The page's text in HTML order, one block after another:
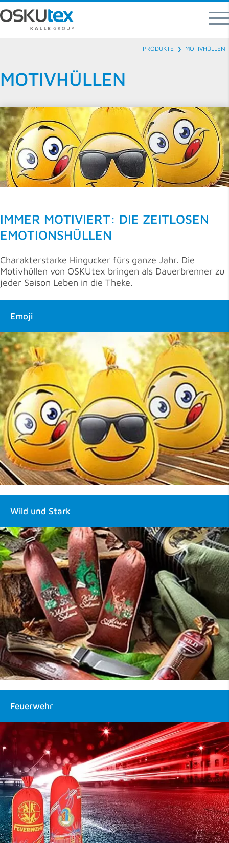
OSKUTEX GMBH
Sales Director Global Textile Casing
thomas.sievert@kallegroup.com​​​​​​​
PRODUKTE ❯ MOTIVHÜLLEN
MOTIVHÜLLEN
IMMER MOTIVIERT: DIE ZEITLOSEN
EMOTIONSHÜLLEN
Charakterstarke Hingucker fürs ganze Jahr. Die
Motivhüllen von OSKUtex bringen als Dauerbrenner zu
je­der Saison Leben in die Theke.
Emoji
Wild und Stark
Feuerwehr